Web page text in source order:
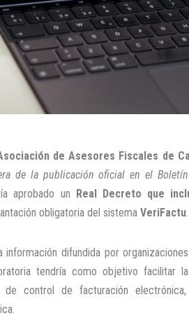
de Asesores Fiscales de
de la publicación oficial en el
aprobado un Real Decreto que
obligatoria del sistemaVeriFactu.
información difundida por
tendría como objetivo facilitar
de control de facturación